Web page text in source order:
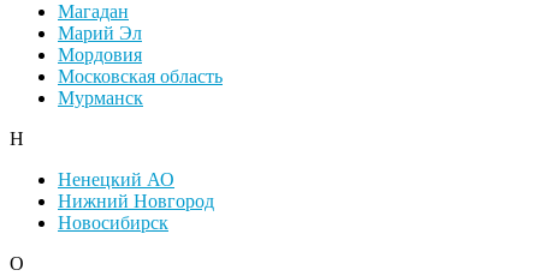
Магадан
Марий Эл
Мордовия
Московская область
Мурманск
Н
Ненецкий АО
Нижний Новгород
Новосибирск
О